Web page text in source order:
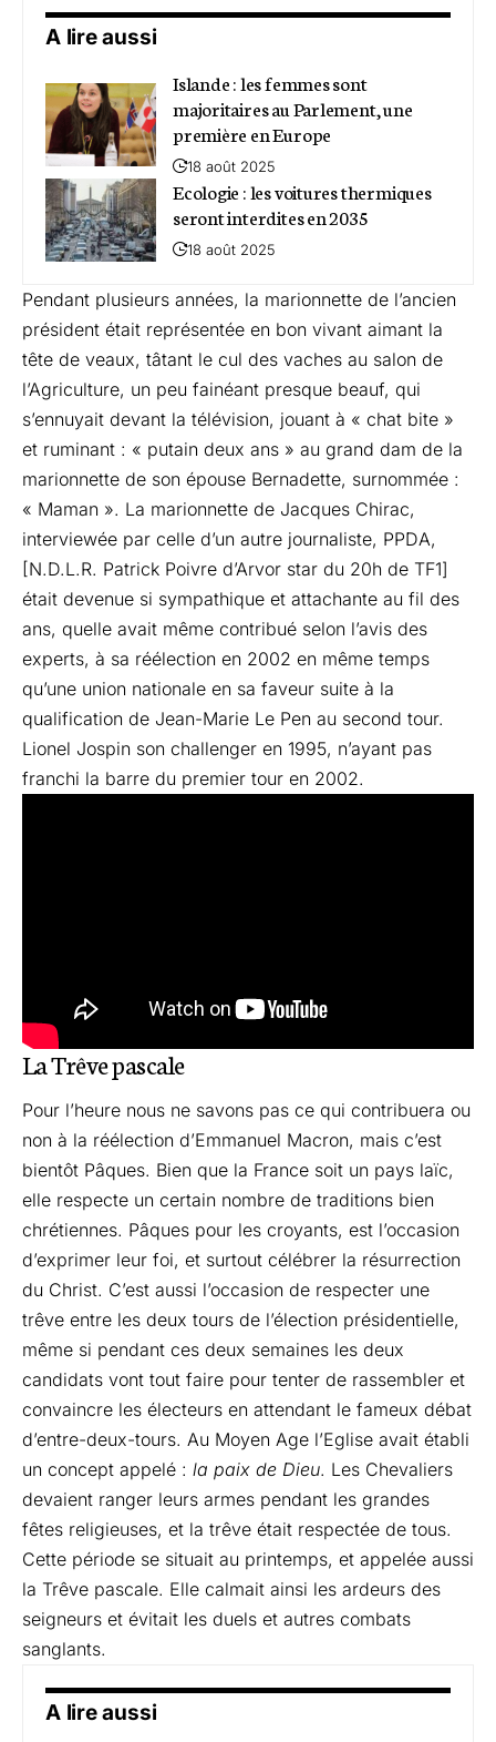
A lire aussi
Islande : les femmes sont
majoritaires au Parlement, une
première en Europe
18 août 2025
Ecologie : les voitures thermiques
seront interdites en 2035
18 août 2025
Pendant plusieurs années, la marionnette de l’ancien
président était représentée en bon vivant aimant la
tête de veaux, tâtant le cul des vaches au salon de
l’Agriculture, un peu fainéant presque beauf, qui
s’ennuyait devant la télévision, jouant à « chat bite »
et ruminant : « putain deux ans » au grand dam de la
marionnette de son épouse Bernadette, surnommée :
« Maman ». La marionnette de Jacques Chirac,
interviewée par celle d’un autre journaliste, PPDA,
[N.D.L.R. Patrick Poivre d’Arvor star du 20h de TF1]
était devenue si sympathique et attachante au fil des
ans, quelle avait même contribué selon l’avis des
experts, à sa réélection en 2002 en même temps
qu’une union nationale en sa faveur suite à la
qualification de Jean-Marie Le Pen au second tour.
Lionel Jospin son challenger en 1995, n’ayant pas
franchi la barre du premier tour en 2002.
La Trêve pascale
Pour l’heure nous ne savons pas ce qui contribuera ou
non à la réélection d’Emmanuel Macron, mais c’est
bientôt Pâques. Bien que la France soit un pays laïc,
elle respecte un certain nombre de traditions bien
chrétiennes. Pâques pour les croyants, est l’occasion
d’exprimer leur foi, et surtout célébrer la résurrection
du Christ. C’est aussi l’occasion de respecter une
trêve entre les deux tours de l’élection présidentielle,
même si pendant ces deux semaines les deux
candidats vont tout faire pour tenter de rassembler et
convaincre les électeurs en attendant le fameux débat
d’entre-deux-tours. Au Moyen Age l’Eglise avait établi
un concept appelé : la paix de Dieu. Les Chevaliers
devaient ranger leurs armes pendant les grandes
fêtes religieuses, et la trêve était respectée de tous.
Cette période se situait au printemps, et appelée aussi
la Trêve pascale. Elle calmait ainsi les ardeurs des
seigneurs et évitait les duels et autres combats
sanglants.
A lire aussi